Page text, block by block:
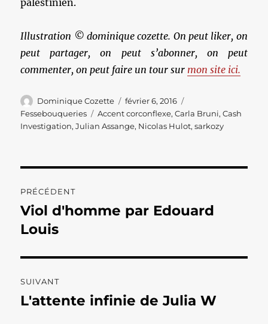
palestinien.
Illustration © dominique cozette. On peut liker, on
peut partager, on peut s’abonner, on peut
commenter, on peut faire un tour sur mon site ici.
Auteur
Dominique Cozette
Publié
le
février 6, 2016
Fessebouqueries
Étiquettes
Accent corconflexe,Carla Bruni,Cash
Investigation,Julian Assange, Nicolas Hulot,sarkozy
de
l’article
PRÉCÉDENT
Publication
précédente :
Viol d'homme par Edouard
Louis
SUIVANT
Publication
L'attente infinie de Julia W